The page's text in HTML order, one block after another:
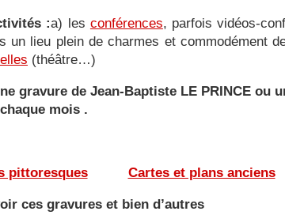
:a) les conférences, parfois vidéos-
un lieu plein de charmes et commodément
(théâtre…)
gravure de Jean-Baptiste LE PRINCE ou
mois .
pittoresques——— Cartes et plans anciens
ces gravures et bien d’autres